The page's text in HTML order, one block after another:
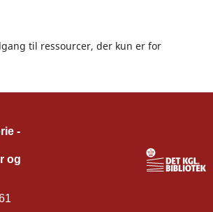
til ressourcer, der kun er for
-
og